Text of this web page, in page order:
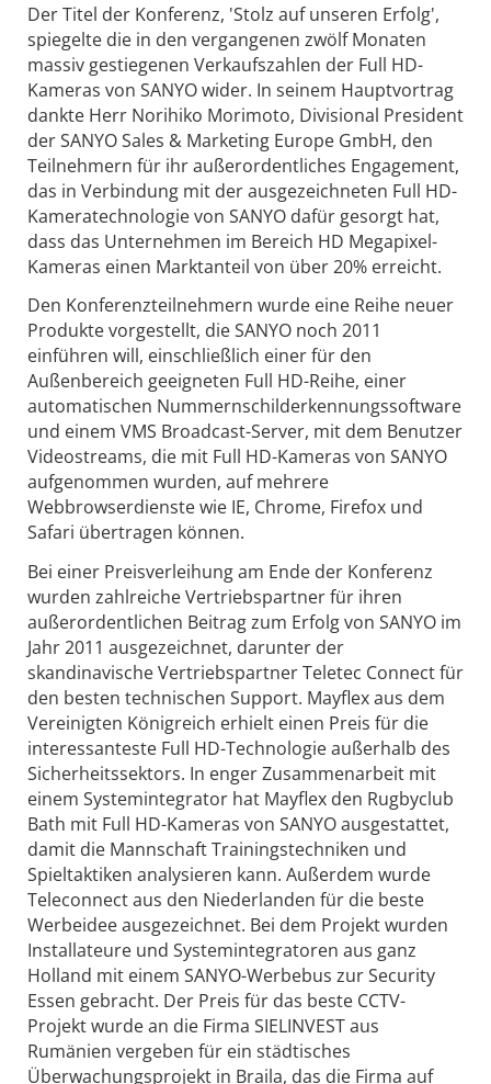
Der Titel der Konferenz, 'Stolz auf unseren Erfolg',
spiegelte die in den vergangenen zwölf Monaten
massiv gestiegenen Verkaufszahlen der Full HD-
Kameras von SANYO wider. In seinem Hauptvortrag
dankte Herr Norihiko Morimoto, Divisional President
der SANYO Sales & Marketing Europe GmbH, den
Teilnehmern für ihr außerordentliches Engagement,
das in Verbindung mit der ausgezeichneten Full HD-
Kameratechnologie von SANYO dafür gesorgt hat,
dass das Unternehmen im Bereich HD Megapixel-
Kameras einen Marktanteil von über 20% erreicht.
Den Konferenzteilnehmern wurde eine Reihe neuer
Produkte vorgestellt, die SANYO noch 2011
einführen will, einschließlich einer für den
Außenbereich geeigneten Full HD-Reihe, einer
automatischen Nummernschilderkennungssoftware
und einem VMS Broadcast-Server, mit dem Benutzer
Videostreams, die mit Full HD-Kameras von SANYO
aufgenommen wurden, auf mehrere
Webbrowserdienste wie IE, Chrome, Firefox und
Safari übertragen können.
Bei einer Preisverleihung am Ende der Konferenz
wurden zahlreiche Vertriebspartner für ihren
außerordentlichen Beitrag zum Erfolg von SANYO im
Jahr 2011 ausgezeichnet, darunter der
skandinavische Vertriebspartner Teletec Connect für
den besten technischen Support. Mayflex aus dem
Vereinigten Königreich erhielt einen Preis für die
interessanteste Full HD-Technologie außerhalb des
Sicherheitssektors. In enger Zusammenarbeit mit
einem Systemintegrator hat Mayflex den Rugbyclub
Bath mit Full HD-Kameras von SANYO ausgestattet,
damit die Mannschaft Trainingstechniken und
Spieltaktiken analysieren kann. Außerdem wurde
Teleconnect aus den Niederlanden für die beste
Werbeidee ausgezeichnet. Bei dem Projekt wurden
Installateure und Systemintegratoren aus ganz
Holland mit einem SANYO-Werbebus zur Security
Essen gebracht. Der Preis für das beste CCTV-
Projekt wurde an die Firma SIELINVEST aus
Rumänien vergeben für ein städtisches
Überwachungsprojekt in Braila, das die Firma auf